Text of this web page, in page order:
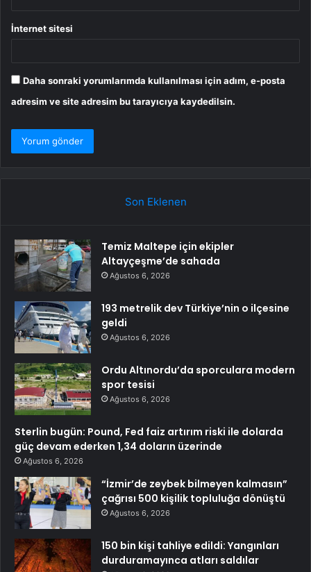
İnternet sitesi
Daha sonraki yorumlarımda kullanılması için adım, e-posta
adresim ve site adresim bu tarayıcıya kaydedilsin.
Son Eklenen
Temiz Maltepe için ekipler
Altayçeşme’de sahada
Ağustos 6, 2026
193 metrelik dev Türkiye’nin o ilçesine
geldi
Ağustos 6, 2026
Ordu Altınordu’da sporculara modern
spor tesisi
Ağustos 6, 2026
Sterlin bugün: Pound, Fed faiz artırım riski ile dolarda
güç devam ederken 1,34 doların üzerinde
Ağustos 6, 2026
“İzmir’de zeybek bilmeyen kalmasın”
çağrısı 500 kişilik topluluğa dönüştü
Ağustos 6, 2026
150 bin kişi tahliye edildi: Yangınları
durduramayınca atları saldılar